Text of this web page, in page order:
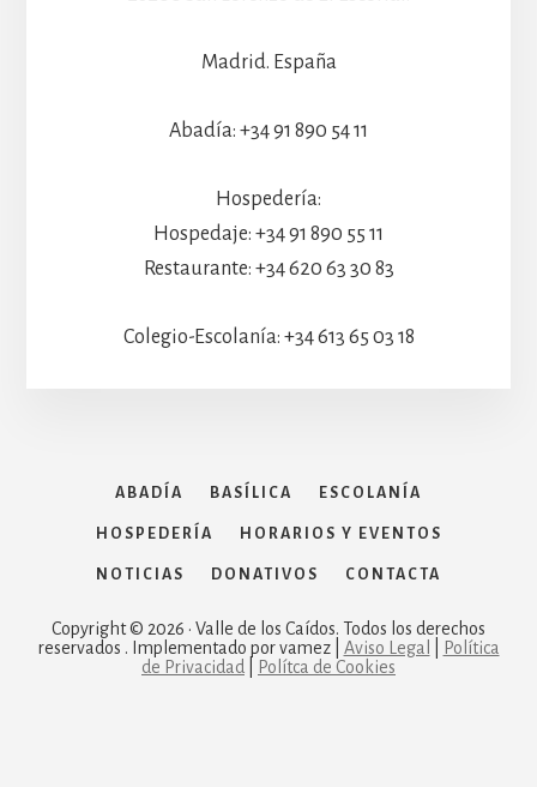
Madrid. España
Abadía: +34 91 890 54 11
Hospedería:
Hospedaje: +34 91 890 55 11
Restaurante: +34 620 63 30 83
Colegio-Escolanía: +34 613 65 03 18
ABADÍA BASÍLICA ESCOLANÍA
HOSPEDERÍA HORARIOS Y EVENTOS
NOTICIAS DONATIVOS CONTACTA
Copyright © 2026 · Valle de los Caídos. Todos los derechos
reservados . Implementado por vamez | Aviso Legal
Política
de Privacidad
Polítca de Cookies